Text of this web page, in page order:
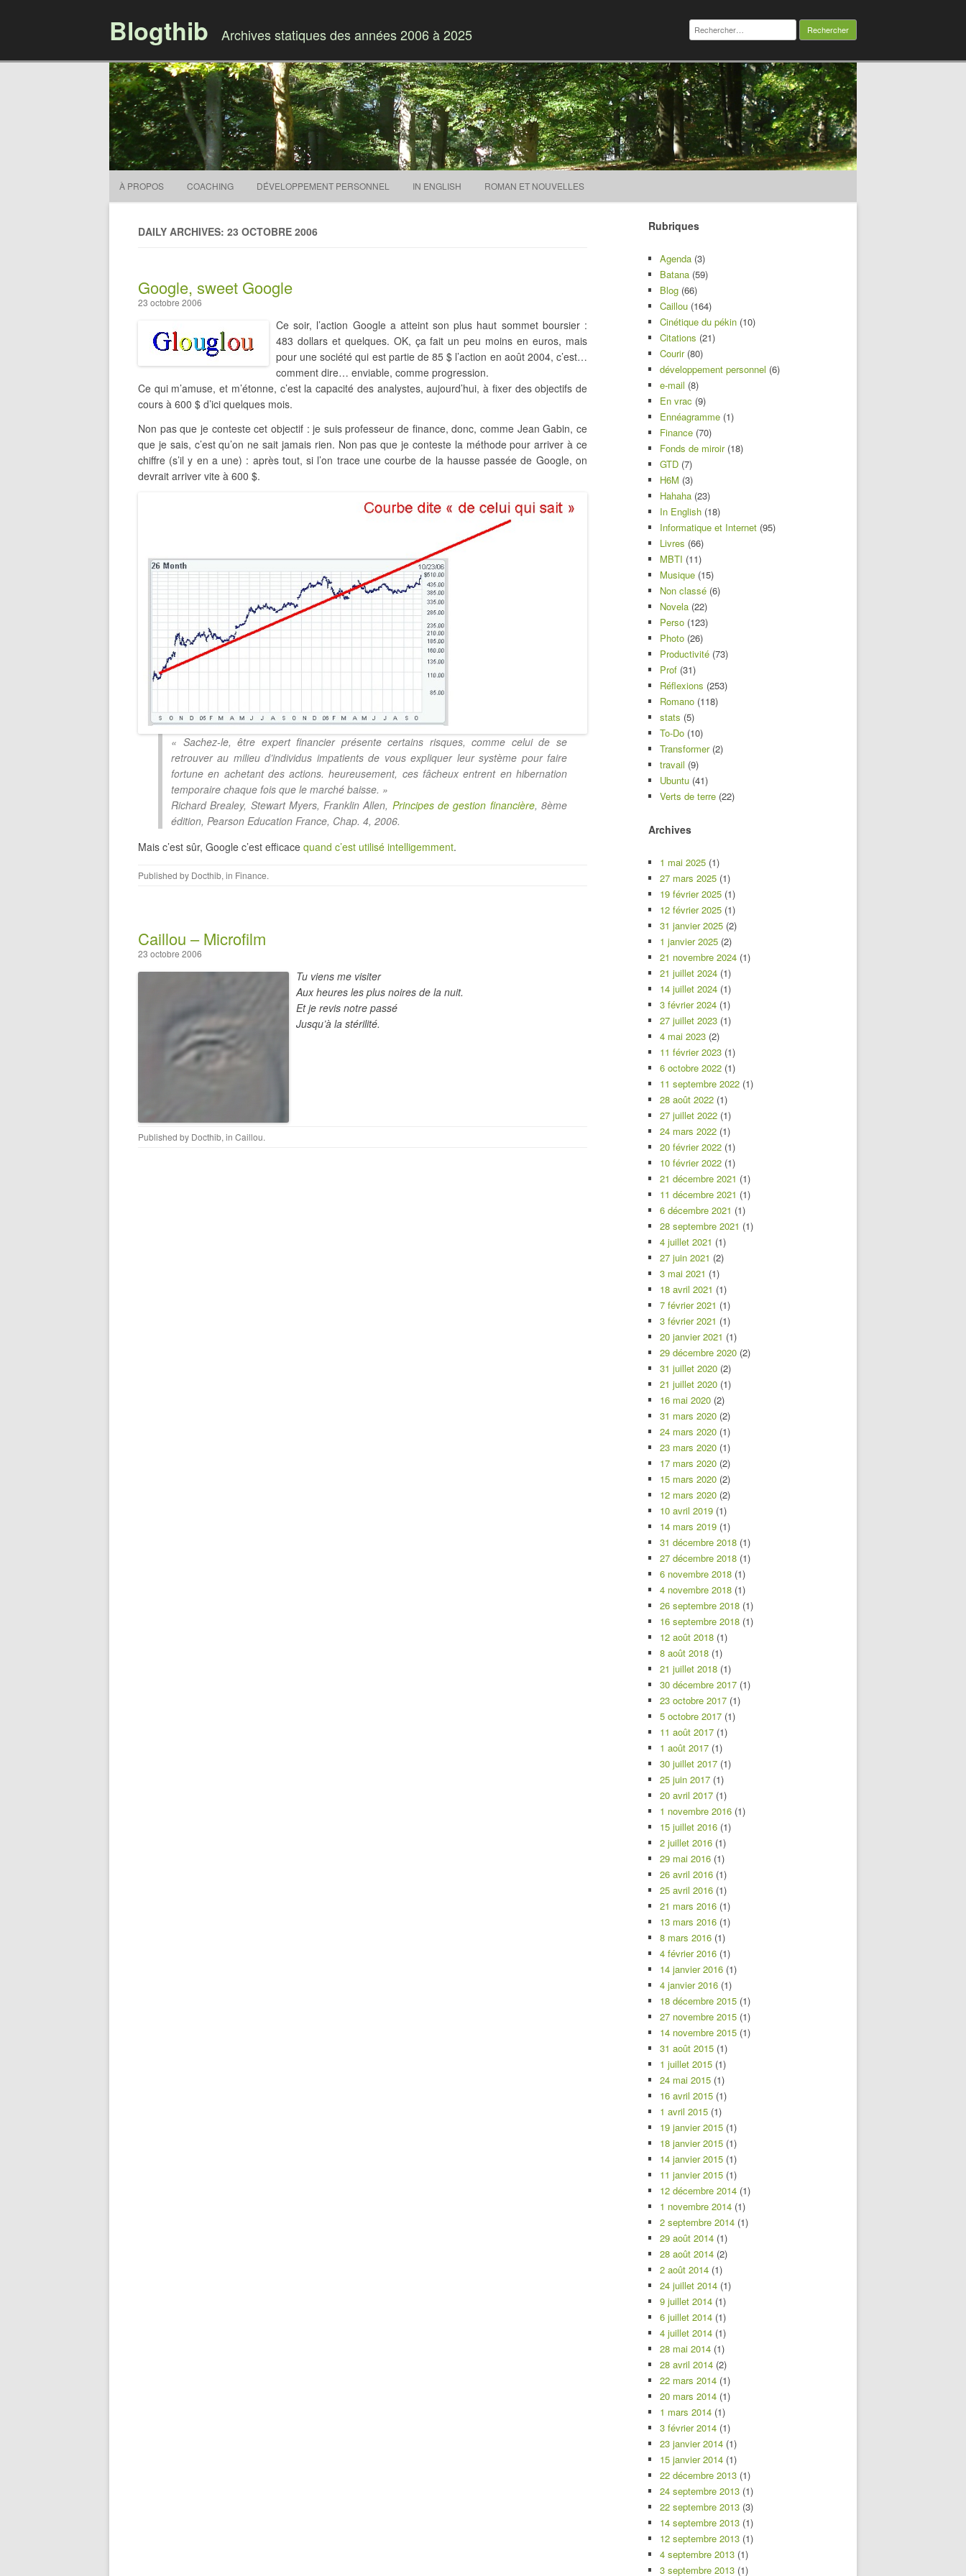
Blogthib Archives statiques des années 2006 à 2025
Rechercher :
À PROPOS COACHING DÉVELOPPEMENT PERSONNEL IN ENGLISH ROMAN ET NOUVELLES
DAILY ARCHIVES: 23 OCTOBRE 2006
Google, sweet Google
23 octobre 2006
Ce soir, l’action Google a atteint son plus haut sommet boursier :
483 dollars et quelques. OK, ça fait un peu moins en euros, mais
pour une société qui est partie de 85 $ l’action en août 2004, c’est…
comment dire… enviable, comme progression.
Ce qui m’amuse, et m’étonne, c’est la capacité des analystes, aujourd’hui, à fixer des objectifs de
cours à 600 $ d’ici quelques mois.
Non pas que je conteste cet objectif : je suis professeur de finance, donc, comme Jean Gabin, ce
que je sais, c’est qu’on ne sait jamais rien. Non pas que je conteste la méthode pour arriver à ce
chiffre (s’il y en a une) : après tout, si l’on trace une courbe de la hausse passée de Google, on
devrait arriver vite à 600 $.
« Sachez-le, être expert financier présente certains risques, comme celui de se
retrouver au milieu d’individus impatients de vous expliquer leur système pour faire
fortune en achetant des actions. heureusement, ces fâcheux entrent en hibernation
temporaire chaque fois que le marché baisse. »
Richard Brealey, Stewart Myers, Franklin Allen, Principes de gestion financière, 8ème
édition, Pearson Education France, Chap. 4, 2006.
Mais c’est sûr, Google c’est efficace quand c’est utilisé intelligemment.
Published by Docthib, in Finance.
Caillou – Microfilm
23 octobre 2006
Tu viens me visiter
Aux heures les plus noires de la nuit.
Et je revis notre passé
Jusqu’à la stérilité.
Published by Docthib, in Caillou.
Rubriques
Agenda (3)
Batana (59)
Blog (66)
Caillou (164)
Cinétique du pékin (10)
Citations (21)
Courir(80)
développement personnel (6)
e-mail (8)
En vrac (9)
Ennéagramme (1)
Finance (70)
Fonds de miroir(18)
GTD (7)
H6M (3)
Hahaha (23)
In English (18)
Informatique et Internet (95)
Livres (66)
MBTI (11)
Musique (15)
Non classé (6)
Novela (22)
Perso (123)
Photo (26)
Productivité (73)
Prof (31)
Réflexions (253)
Romano (118)
stats (5)
To-Do (10)
Transformer(2)
travail (9)
Ubuntu (41)
Verts de terre (22)
Archives
1 mai 2025 (1)
27 mars 2025 (1)
19 février 2025 (1)
12 février 2025 (1)
31 janvier 2025 (2)
1 janvier 2025 (2)
21 novembre 2024 (1)
21 juillet 2024 (1)
14 juillet 2024 (1)
3 février 2024 (1)
27 juillet 2023 (1)
4 mai 2023 (2)
11 février 2023 (1)
6 octobre 2022 (1)
11 septembre 2022 (1)
28 août 2022 (1)
27 juillet 2022 (1)
24 mars 2022 (1)
20 février 2022 (1)
10 février 2022 (1)
21 décembre 2021 (1)
11 décembre 2021 (1)
6 décembre 2021 (1)
28 septembre 2021 (1)
4 juillet 2021 (1)
27 juin 2021 (2)
3 mai 2021 (1)
18 avril 2021 (1)
7 février 2021 (1)
3 février 2021 (1)
20 janvier 2021 (1)
29 décembre 2020 (2)
31 juillet 2020 (2)
21 juillet 2020 (1)
16 mai 2020 (2)
31 mars 2020 (2)
24 mars 2020 (1)
23 mars 2020 (1)
17 mars 2020 (2)
15 mars 2020 (2)
12 mars 2020 (2)
10 avril 2019 (1)
14 mars 2019 (1)
31 décembre 2018 (1)
27 décembre 2018 (1)
6 novembre 2018 (1)
4 novembre 2018 (1)
26 septembre 2018 (1)
16 septembre 2018 (1)
12 août 2018 (1)
8 août 2018 (1)
21 juillet 2018 (1)
30 décembre 2017 (1)
23 octobre 2017 (1)
5 octobre 2017 (1)
11 août 2017 (1)
1 août 2017 (1)
30 juillet 2017 (1)
25 juin 2017 (1)
20 avril 2017 (1)
1 novembre 2016 (1)
15 juillet 2016 (1)
2 juillet 2016 (1)
29 mai 2016 (1)
26 avril 2016 (1)
25 avril 2016 (1)
21 mars 2016 (1)
13 mars 2016 (1)
8 mars 2016 (1)
4 février 2016 (1)
14 janvier 2016 (1)
4 janvier 2016 (1)
18 décembre 2015 (1)
27 novembre 2015 (1)
14 novembre 2015 (1)
31 août 2015 (1)
1 juillet 2015 (1)
24 mai 2015 (1)
16 avril 2015 (1)
1 avril 2015 (1)
19 janvier 2015 (1)
18 janvier 2015 (1)
14 janvier 2015 (1)
11 janvier 2015 (1)
12 décembre 2014 (1)
1 novembre 2014 (1)
2 septembre 2014 (1)
29 août 2014 (1)
28 août 2014 (2)
2 août 2014 (1)
24 juillet 2014 (1)
9 juillet 2014 (1)
6 juillet 2014 (1)
4 juillet 2014 (1)
28 mai 2014 (1)
28 avril 2014 (2)
22 mars 2014 (1)
20 mars 2014 (1)
1 mars 2014 (1)
3 février 2014 (1)
23 janvier 2014 (1)
15 janvier 2014 (1)
22 décembre 2013 (1)
24 septembre 2013 (1)
22 septembre 2013 (3)
14 septembre 2013 (1)
12 septembre 2013 (1)
4 septembre 2013 (1)
3 septembre 2013 (1)